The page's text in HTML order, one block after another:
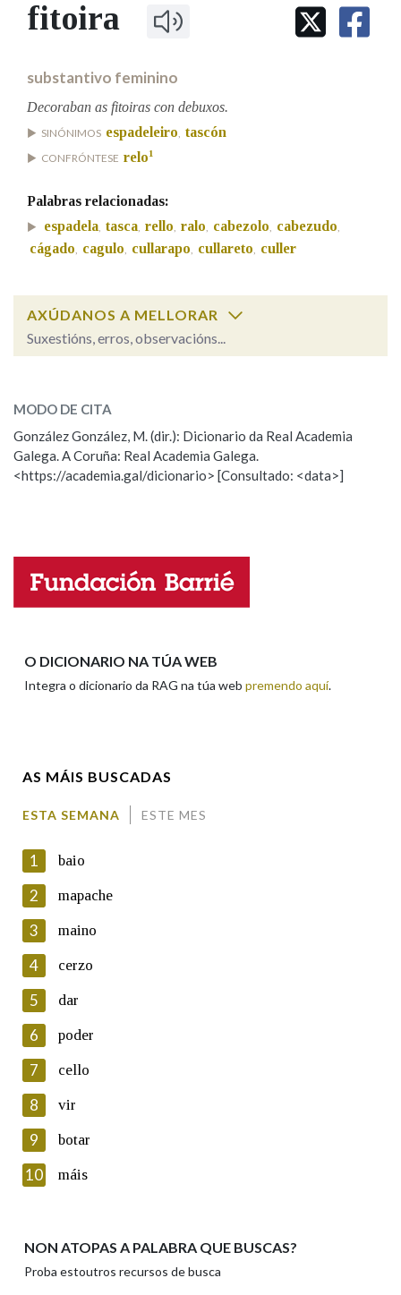
IDENTIDADE CORPORATIVA
MARCIAL DEL ADALID
FIGURAS HOMENAXEADAS
PRIMAVERA DAS LETRAS
PORTAL DAS PALABRAS
Facebook
TwitterYoutubeInstagram
Bluesky
BUSCAR NOS LEMAS
Remata por
Contén
Nas definicións
Na fraseoloxía
fitoira
substantivo feminino
Decoraban as fitoiras con debuxos.
SINÓNIMOS espadeleiro, tascón
CONFRÓNTESE relo1
Palabras relacionadas:
espadela, tasca, rello, ralo, cabezolo, cabezudo,
cágado, cagulo, cullarapo, cullareto, culler
AXÚDANOS A MELLORAR
Suxestións, erros, observacións...
ESCOLLE UNHA OPCIÓN:
Observación Hai un erro na palabra
Propoño mellorar a definición
Nome
En cumprimento da normativa vixente en materia de
Protección de Datos de Carácter Persoal, a Real Academia
Galega informa a aqueles usuarios que faciliten o seu correo
electrónico, así como calquera outra información de carácter
persoal, que estes datos serán obxecto de tratamento
automatizado de carácter confidencial e incorporados aos seus
ficheiros informáticos. Así mesmo, os usuarios poderán exercer o
seu dereito de acceso, rectificación, oposición e cancelación dos
seus datos poñéndose en contacto connosco.
Lin e acepto as condicións da política de
Introduce o código que aparece na imaxe:
Texto de verificación
MODO DE CITA
González González, M. (dir.): Dicionario da Real Academia
Galega. A Coruña: Real Academia Galega.
<https://academia.gal/dicionario> [Consultado: <data>]
O DICIONARIO NA TÚA WEB
Integra o dicionario da RAG na túa web premendo aquí.
AS MÁIS BUSCADAS
ESTA SEMANA ESTE MES
1 baio
2 mapache
3 maino
4 cerzo
5 dar
6 poder
7 cello
8 vir
9 botar
10 máis
NON ATOPAS A PALABRA QUE BUSCAS?
Proba estoutros recursos de busca